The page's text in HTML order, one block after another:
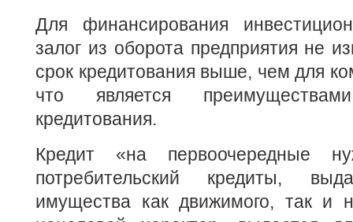
Для финансирования
залог из оборота предприятия не
срок кредитования выше, чем для
что является
кредитования.
Кредит «на
потребительский кредиты,
имущества как движимого, так и